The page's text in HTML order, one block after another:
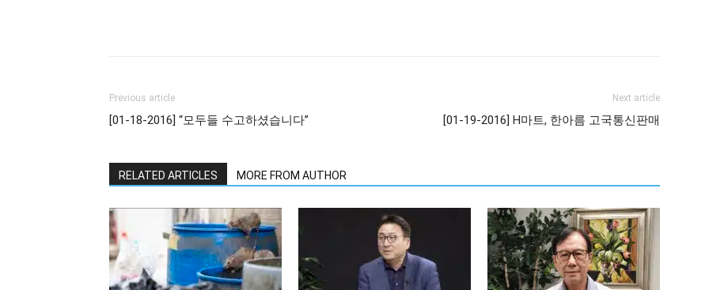
Previous article
[01-18-2016] “모두들 수고하셨습니다”
Next article
[01-19-2016] H마트, 한아름 고국통신판매
RELATED ARTICLES MORE FROM AUTHOR